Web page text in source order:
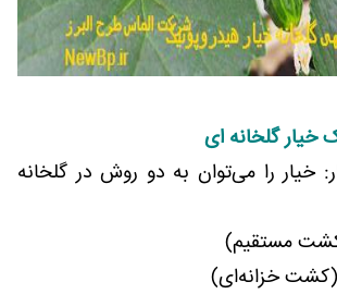
گلخانه ای
خیار را می‌توان به دو روش در گلخانه